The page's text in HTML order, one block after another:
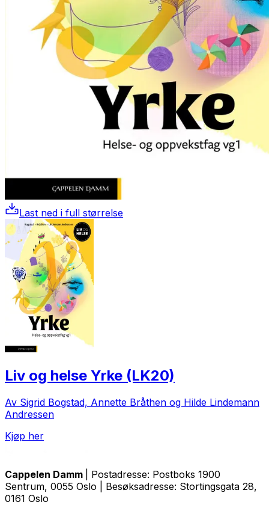
Last ned i full størrelse
Liv og helse Yrke (LK20)
Av Sigrid Bogstad, Annette Bråthen og Hilde Lindemann
Andressen
Kjøp her
Cappelen Damm
| Postadresse: Postboks 1900
Sentrum, 0055 Oslo | Besøksadresse: Stortingsgata 28,
0161 Oslo